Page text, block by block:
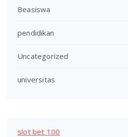
Beasiswa
pendidikan
Uncategorized
universitas
slot bet 100